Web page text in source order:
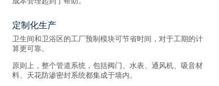
定制化生产
卫生间和卫浴区的工厂预制模块可节省时间，对于工期的计
算更可靠。
原则上，整个管道系统，包括阀门、水表、通风机、吸音材
料、天花防渗密封系统都集成于墙内。